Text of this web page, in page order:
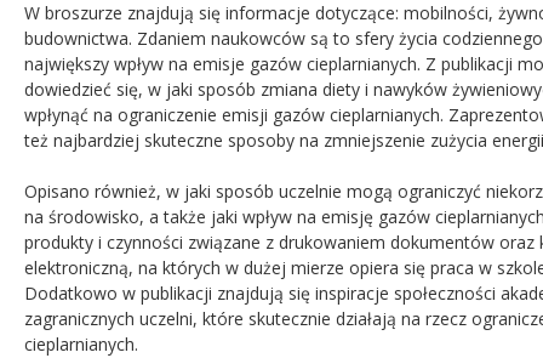
W broszurze znajdują się informacje dotyczące: mobilności,
budownictwa. Zdaniem naukowców są to sfery życia
największy wpływ na emisje gazów cieplarnianych. Z publikacji
dowiedzieć się, w jaki sposób zmiana diety i nawyków
wpłynąć na ograniczenie emisji gazów cieplarnianych.
też najbardziej skuteczne sposoby na zmniejszenie zużycia
Opisano również, w jaki sposób uczelnie mogą ograniczyć
na środowisko, a także jaki wpływ na emisję gazów
produkty i czynności związane z drukowaniem dokumentów oraz
elektroniczną, na których w dużej mierze opiera się praca w
Dodatkowo w publikacji znajdują się inspiracje społeczności
zagranicznych uczelni, które skutecznie działają na rzecz
cieplarnianych.